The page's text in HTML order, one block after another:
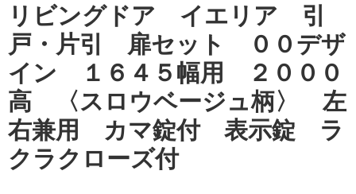
リビングドア イエリア 引
戸・片引 扉セット ００デザ
イン １６４５幅用 ２０００
高 〈スロウベージュ柄〉 左
右兼用 カマ錠付 表示錠 ラ
クラクローズ付